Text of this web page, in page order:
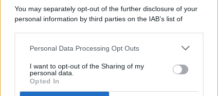
You may separately opt-out of the further disclosure of your
personal information by third parties on the IAB’s list of
This information may also be disclosed by us to third parties
disclose it to other third parties.
Personal Data Processing Opt Outs
I want to opt-out of the Sharing of my
personal data.
Opted In
PREFERENZE PRIVACY